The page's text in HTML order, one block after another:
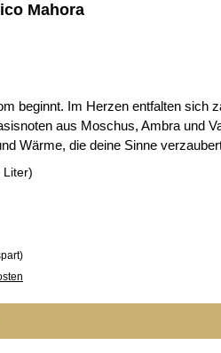
Mahora
beginnt. Im Herzen entfalten sich
aus Moschus, Ambra und
Wärme, die deine Sinne
Herznoten: Orangenblüte,
Original Parfum´s der FM Group
Liter)